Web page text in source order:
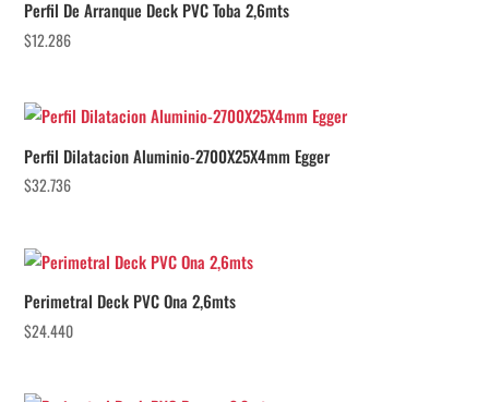
Perfil De Arranque Deck PVC Toba 2,6mts
$12.286
Perfil Dilatacion Aluminio-2700X25X4mm Egger
$32.736
Perimetral Deck PVC Ona 2,6mts
$24.440